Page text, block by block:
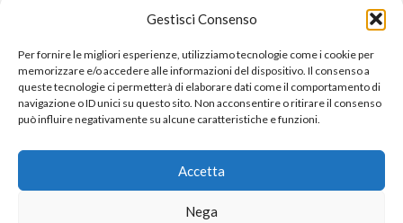
Gestisci Consenso
Per fornire le migliori esperienze, utilizziamo tecnologie come i cookie per
memorizzare e/o accedere alle informazioni del dispositivo. Il consenso a
queste tecnologie ci permetterà di elaborare dati come il comportamento di
navigazione o ID unici su questo sito. Non acconsentire o ritirare il consenso
può influire negativamente su alcune caratteristiche e funzioni.
Accetta
Nega
Redazione
Contatti
Pubblicità
Sitemap
RUBRICHE
Urban Video